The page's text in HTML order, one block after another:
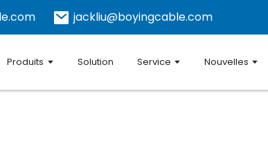
jackliu@boyingcable.com
Produits Solution Service Nouvelles